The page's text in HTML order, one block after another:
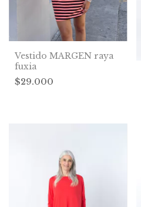
Vestido MARGEN raya
fuxia
$29.000